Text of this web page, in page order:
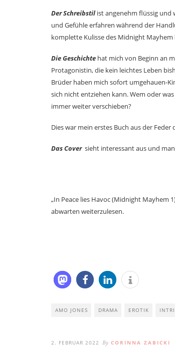
Der Schreibstilist angenehm flüssig und
und Gefühle erfahren während der
komplette Kulisse des Midnight
Die Geschichte hat mich von Beginn an
Protagonistin, die kein leichtes Leben
Brüder haben mich sofort umgehauen-
sich nicht entziehen kann. Wem oder
immer weiter verschieben?
Dies war mein erstes Buch aus der
Das Cover sieht interessant aus und
„In Peace lies Havoc (Midnight Mayhem
abwarten weiterzulesen.
AMO JONES DRAMA EROTIK
2. FEBRUAR 2022 By CORINNA ZABICKI